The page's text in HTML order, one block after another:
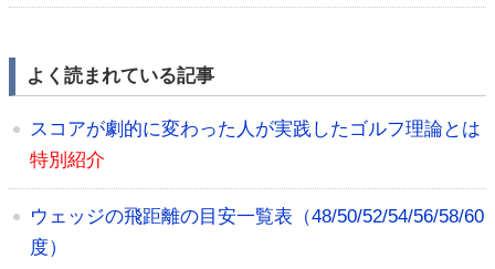
よく読まれている記事
スコアが劇的に変わった人が実践したゴルフ理論とは
特別紹介
ウェッジの飛距離の目安一覧表（48/50/52/54/56/58/60
度）